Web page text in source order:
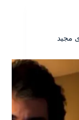
مجید